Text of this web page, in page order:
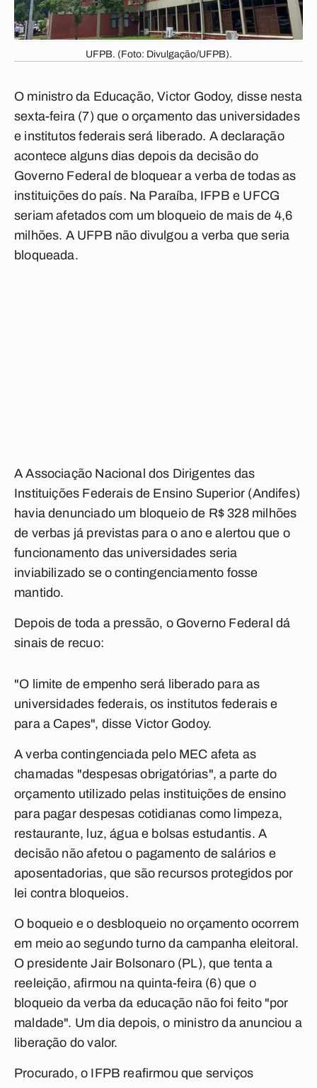
UFPB. (Foto: Divulgação/UFPB).
O ministro da Educação, Victor Godoy, disse nesta
sexta-feira (7) que o orçamento das universidades
e institutos federais será liberado. A declaração
acontece alguns dias depois da decisão do
Governo Federal de bloquear a verba de todas as
instituições do país. Na Paraíba, IFPB e UFCG
seriam afetados com um bloqueio de mais de 4,6
milhões. A UFPB não divulgou a verba que seria
bloqueada.
A Associação Nacional dos Dirigentes das
Instituições Federais de Ensino Superior (Andifes)
havia denunciado um bloqueio de R$ 328 milhões
de verbas já previstas para o ano e alertou que o
funcionamento das universidades seria
inviabilizado se o contingenciamento fosse
mantido.
Depois de toda a pressão, o Governo Federal dá
sinais de recuo:
"O limite de empenho será liberado para as
universidades federais, os institutos federais e
para a Capes", disse Victor Godoy.
A verba contingenciada pelo MEC afeta as
chamadas "despesas obrigatórias", a parte do
orçamento utilizado pelas instituições de ensino
para pagar despesas cotidianas como limpeza,
restaurante, luz, água e bolsas estudantis. A
decisão não afetou o pagamento de salários e
aposentadorias, que são recursos protegidos por
lei contra bloqueios.
O boqueio e o desbloqueio no orçamento ocorrem
em meio ao segundo turno da campanha eleitoral.
O presidente Jair Bolsonaro (PL), que tenta a
reeleição, afirmou na quinta-feira (6) que o
bloqueio da verba da educação não foi feito "por
maldade". Um dia depois, o ministro da anunciou a
liberação do valor.
Procurado, o IFPB reafirmou que serviços